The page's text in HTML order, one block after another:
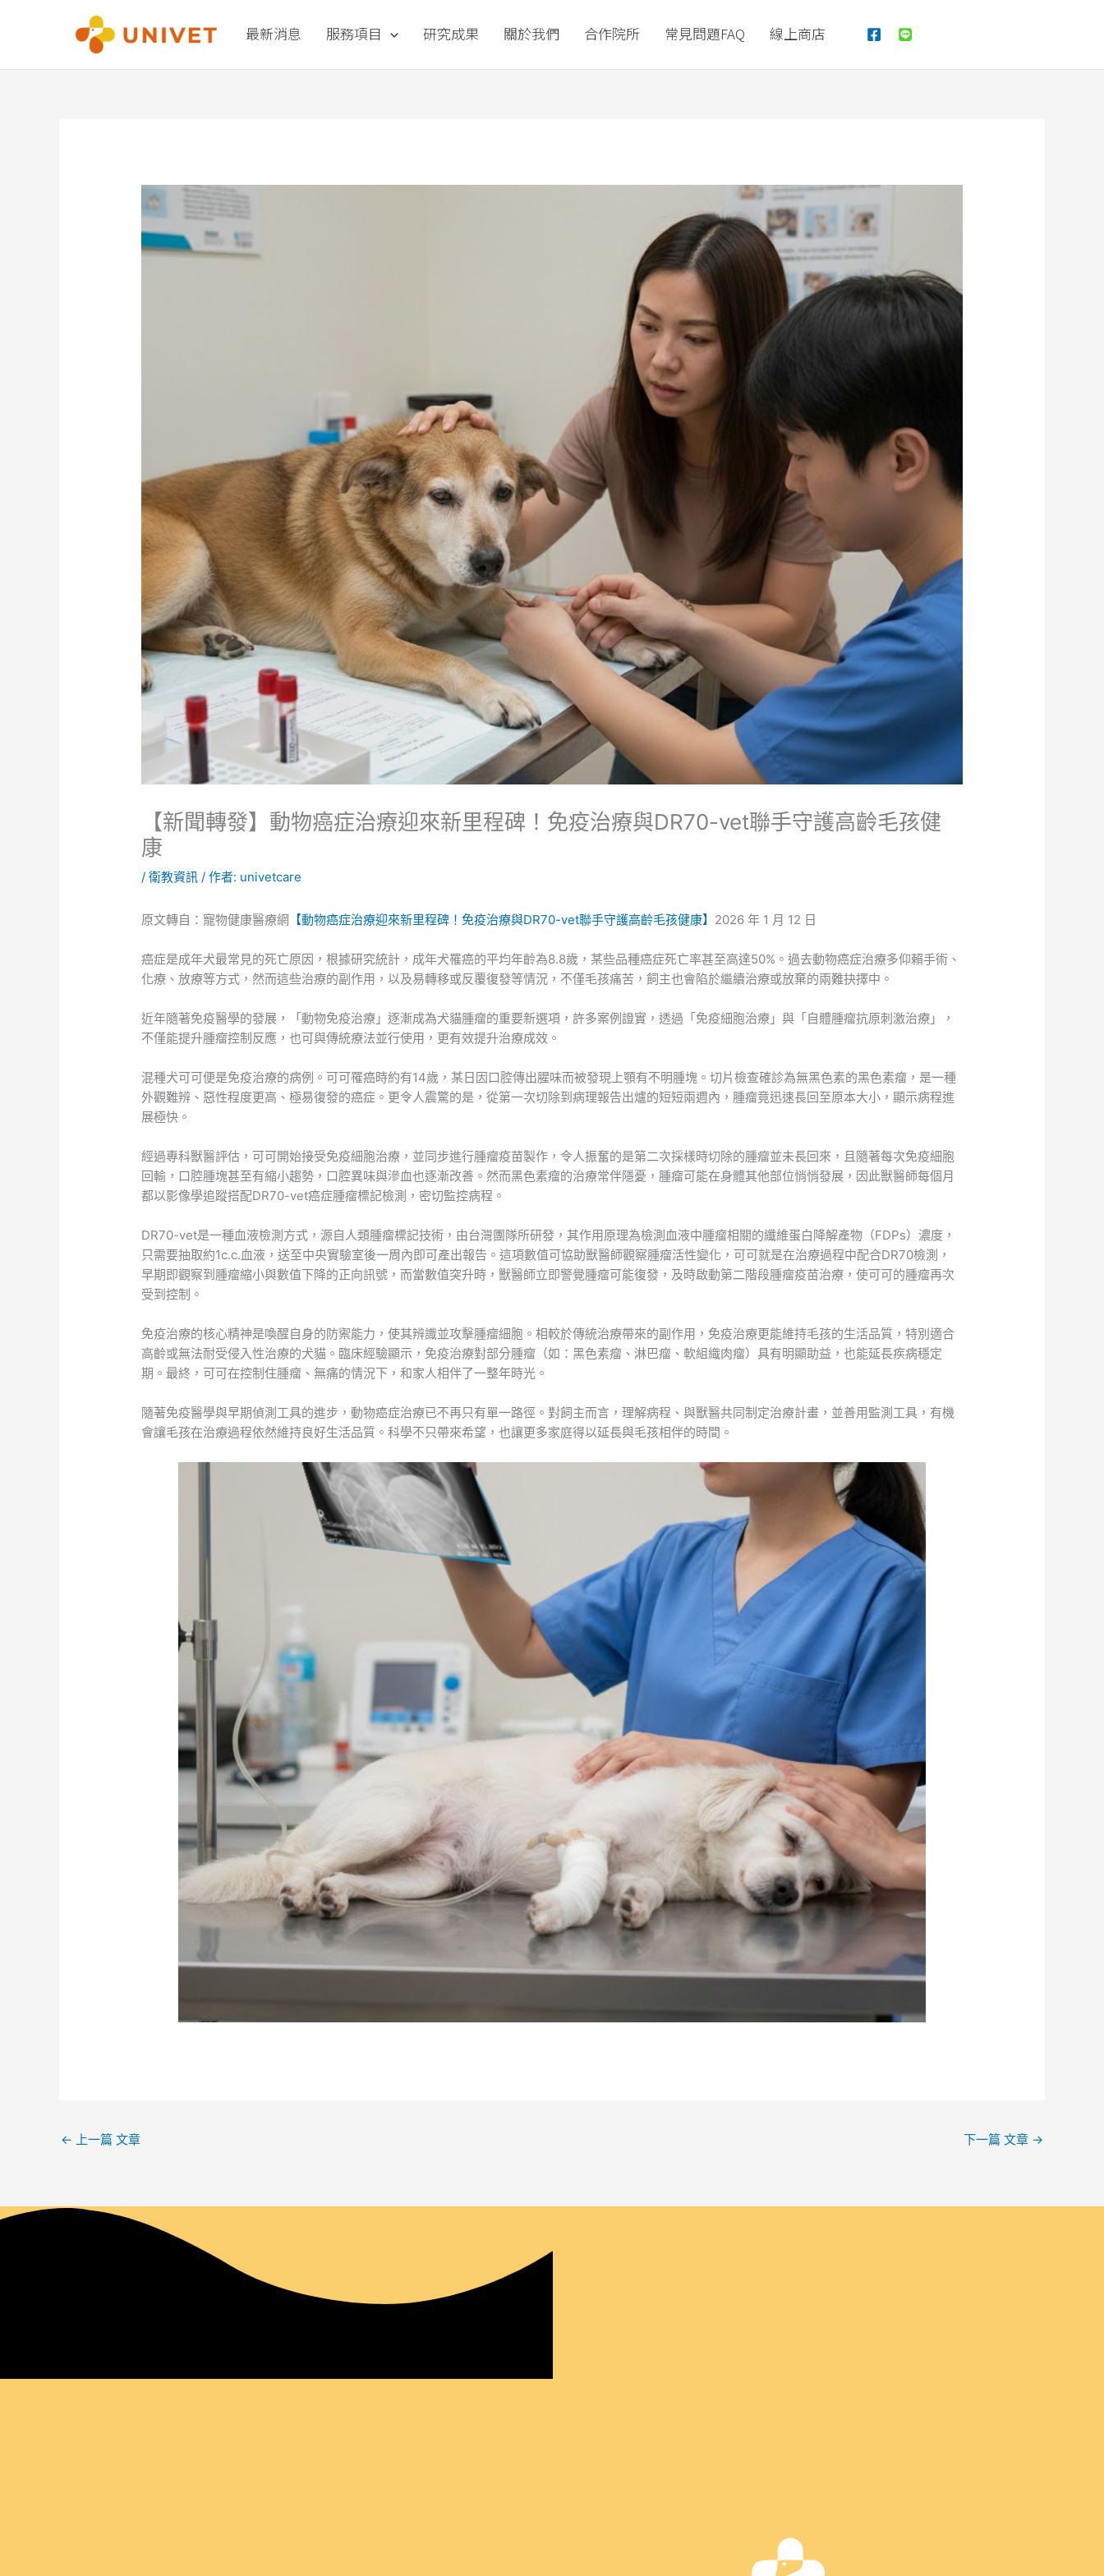
要
最新消息 服務項目 研究成果 關於我們 合作院所 常見問題FAQ 線上商店
【新聞轉發】動物癌症治療迎來新里程碑！免疫治療與DR70-vet聯手守護高齡毛孩健
康
/衛教資訊 / 作者: univetcare
原文轉自：寵物健康醫療網 【動物癌症治療迎來新里程碑！免疫治療與DR70-vet聯手守護高齡毛孩健康】 2026 年 1 月 12 日
癌症是成年犬最常見的死亡原因，根據研究統計，成年犬罹癌的平均年齡為8.8歲，某些品種癌症死亡率甚至高達50%。過去動物癌症治療多仰賴手術、
化療、放療等方式，然而這些治療的副作用，以及易轉移或反覆復發等情況，不僅毛孩痛苦，飼主也會陷於繼續治療或放棄的兩難抉擇中。
近年隨著免疫醫學的發展，「動物免疫治療」逐漸成為犬貓腫瘤的重要新選項，許多案例證實，透過「免疫細胞治療」與「自體腫瘤抗原刺激治療」，
不僅能提升腫瘤控制反應，也可與傳統療法並行使用，更有效提升治療成效。
混種犬可可便是免疫治療的病例。可可罹癌時約有14歲，某日因口腔傳出腥味而被發現上顎有不明腫塊。切片檢查確診為無黑色素的黑色素瘤，是一種
外觀難辨、惡性程度更高、極易復發的癌症。更令人震驚的是，從第一次切除到病理報告出爐的短短兩週內，腫瘤竟迅速長回至原本大小，顯示病程進
展極快。
經過專科獸醫評估，可可開始接受免疫細胞治療，並同步進行腫瘤疫苗製作，令人振奮的是第二次採樣時切除的腫瘤並未長回來，且隨著每次免疫細胞
回輸，口腔腫塊甚至有縮小趨勢，口腔異味與滲血也逐漸改善。然而黑色素瘤的治療常伴隱憂，腫瘤可能在身體其他部位悄悄發展，因此獸醫師每個月
都以影像學追蹤搭配DR70-vet癌症腫瘤標記檢測，密切監控病程。
DR70-vet是一種血液檢測方式，源自人類腫瘤標記技術，由台灣團隊所研發，其作用原理為檢測血液中腫瘤相關的纖維蛋白降解產物（FDPs）濃度，
只需要抽取約1c.c.血液，送至中央實驗室後一周內即可產出報告。這項數值可協助獸醫師觀察腫瘤活性變化，可可就是在治療過程中配合DR70檢測，
早期即觀察到腫瘤縮小與數值下降的正向訊號，而當數值突升時，獸醫師立即警覺腫瘤可能復發，及時啟動第二階段腫瘤疫苗治療，使可可的腫瘤再次
受到控制。
免疫治療的核心精神是喚醒自身的防禦能力，使其辨識並攻擊腫瘤細胞。相較於傳統治療帶來的副作用，免疫治療更能維持毛孩的生活品質，特別適合
高齡或無法耐受侵入性治療的犬貓。臨床經驗顯示，免疫治療對部分腫瘤（如：黑色素瘤、淋巴瘤、軟組織肉瘤）具有明顯助益，也能延長疾病穩定
期。最終，可可在控制住腫瘤、無痛的情況下，和家人相伴了一整年時光。
隨著免疫醫學與早期偵測工具的進步，動物癌症治療已不再只有單一路徑。對飼主而言，理解病程、與獸醫共同制定治療計畫，並善用監測工具，有機
會讓毛孩在治療過程依然維持良好生活品質。科學不只帶來希望，也讓更多家庭得以延長與毛孩相伴的時間。
← 上一篇 文章 下一篇 文章 →